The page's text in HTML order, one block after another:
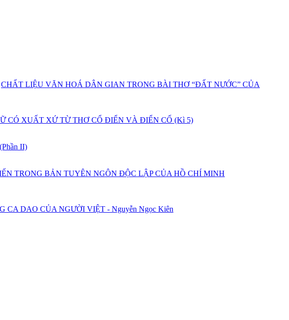
CHẤT LIỆU VĂN HOÁ DÂN GIAN TRONG BÀI THƠ “ĐẤT NƯỚC” CỦA
CÓ XUẤT XỨ TỪ THƠ CỔ ĐIỂN VÀ ĐIỂN CỐ (Kì 5)
II)
TRONG BẢN TUYÊN NGÔN ĐỘC LẬP CỦA HỒ CHÍ MINH
CA DAO CỦA NGƯỜI VIỆT - Nguyễn Ngọc Kiên